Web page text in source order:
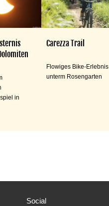
in
Carezza Trail
Flowiges Bike-Erlebnis
unterm Rosengarten
Social